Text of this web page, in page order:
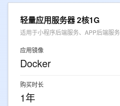
轻量应用服务器 2核1G
适用于小程序后端服务、APP后端服务
应用镜像
Docker
购买时长
1年